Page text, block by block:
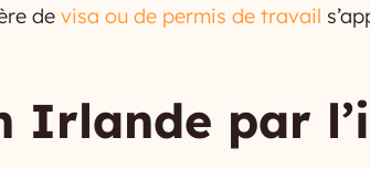
de visa ou de permis de travail
Irlande par